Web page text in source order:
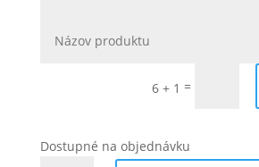
6 + 1 =
Dostupné na objednávku